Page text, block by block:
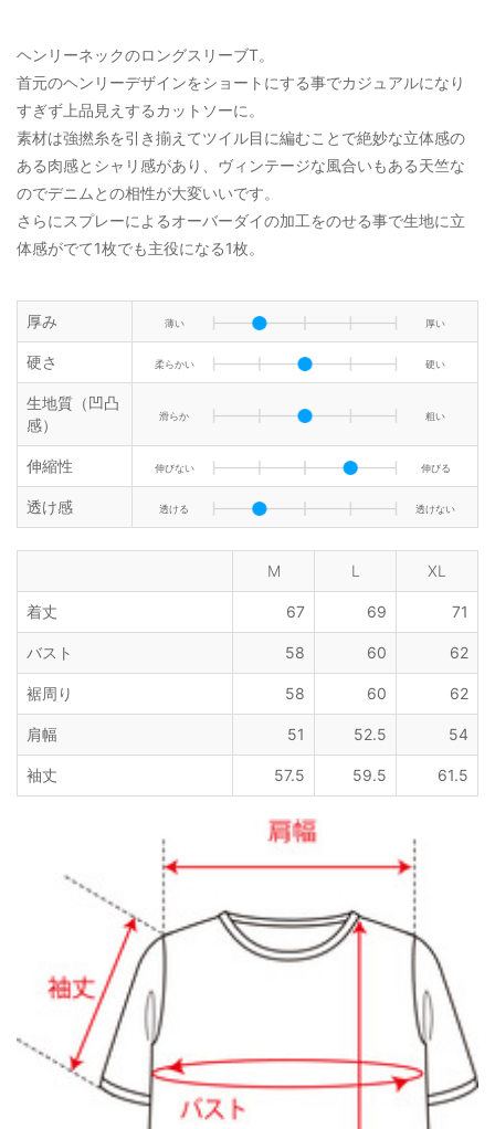
ヘンリーネックのロングスリーブT。
首元のヘンリーデザインをショートにする事でカジュアルになり
すぎず上品見えするカットソーに。
素材は強撚糸を引き揃えてツイル目に編むことで絶妙な立体感の
ある肉感とシャリ感があり、ヴィンテージな風合いもある天竺な
のでデニムとの相性が大変いいです。
さらにスプレーによるオーバーダイの加工をのせる事で生地に立
体感がでて1枚でも主役になる1枚。
厚み 薄い 厚い
硬さ 柔らかい 硬い
生地質（凹凸
感）
滑らか 粗い
伸縮性 伸びない 伸びる
透け感 透ける 透けない
M L XL
着丈 67 69 71
バスト 58 60 62
裾周り 58 60 62
肩幅 51 52.5 54
袖丈 57.5 59.5 61.5